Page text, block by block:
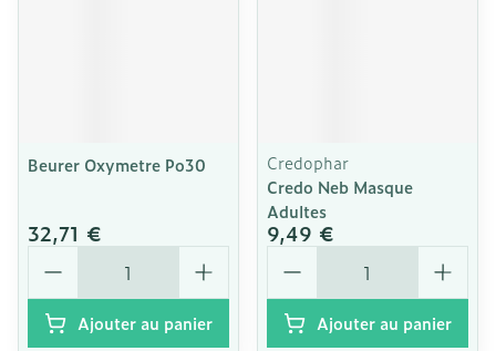
Beurer Oxymetre Po30
32,71 €
Quantité
Ajouter au panier
Credophar
Credo Neb Masque
Adultes
9,49 €
Quantité
Ajouter au panier